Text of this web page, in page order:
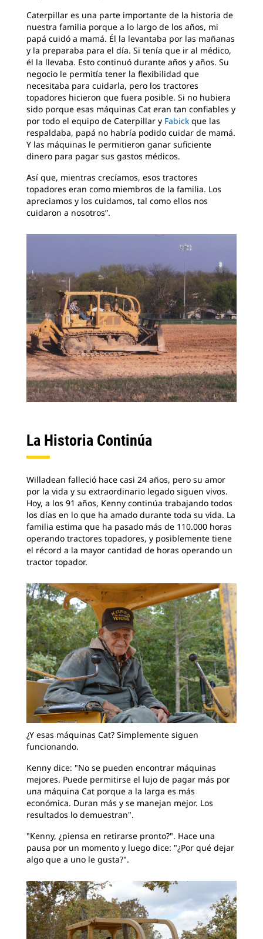
Caterpillar es una parte importante de la historia de
nuestra familia porque a lo largo de los años, mi
papá cuidó a mamá. Él la levantaba por las mañanas
y la preparaba para el día. Si tenía que ir al médico,
él la llevaba. Esto continuó durante años y años. Su
negocio le permitía tener la flexibilidad que
necesitaba para cuidarla, pero los tractores
topadores hicieron que fuera posible. Si no hubiera
sido porque esas máquinas Cat eran tan confiables y
por todo el equipo de Caterpillar y Fabick que las
respaldaba, papá no habría podido cuidar de mamá.
Y las máquinas le permitieron ganar suficiente
dinero para pagar sus gastos médicos.
Así que, mientras crecíamos, esos tractores
topadores eran como miembros de la familia. Los
apreciamos y los cuidamos, tal como ellos nos
cuidaron a nosotros”.
La Historia Continúa
Willadean falleció hace casi 24 años, pero su amor
por la vida y su extraordinario legado siguen vivos.
Hoy, a los 91 años, Kenny continúa trabajando todos
los días en lo que ha amado durante toda su vida. La
familia estima que ha pasado más de 110.000 horas
operando tractores topadores, y posiblemente tiene
el récord a la mayor cantidad de horas operando un
tractor topador.
¿Y esas máquinas Cat? Simplemente siguen
funcionando.
Kenny dice: "No se pueden encontrar máquinas
mejores. Puede permitirse el lujo de pagar más por
una máquina Cat porque a la larga es más
económica. Duran más y se manejan mejor. Los
resultados lo demuestran".
"Kenny, ¿piensa en retirarse pronto?". Hace una
pausa por un momento y luego dice: "¿Por qué dejar
algo que a uno le gusta?".